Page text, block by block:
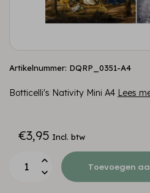
Artikelnummer: DQRP_0351-A4
Botticelli's Nativity Mini A4 Lees
€3,95 Incl. btw
Toevoegen